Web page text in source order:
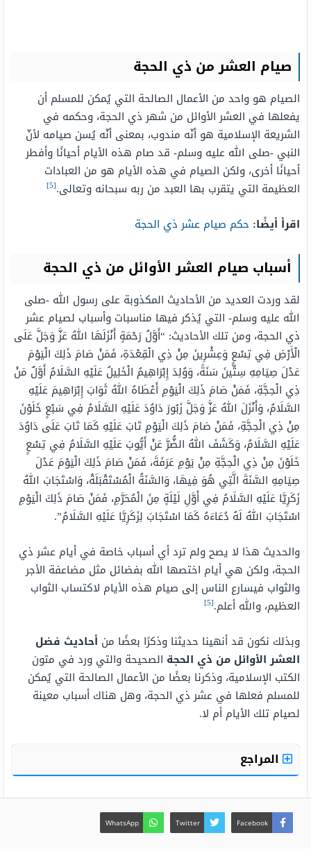
صيام العشر من ذي الحجة
الصيام هو واحد من الأعمال الصالحة التي يُمكن للمسلم أن
يفعلها في العشر الأوائل من شهر ذي الحجة، وحكمه في
الشريعة الإسلامية هو أنّه مندوب، بمعنى أنّه يُسن صيامه لأنّ
النبي -صلى الله عليه وسلم- قد صام هذه الأيام أحيانًا وأفطر
أحيانًا أخرى، ولكن الصيام في هذه الأيام هو من العبادات
العظيمة التي يتقرب بها العبد من ربه سبحانه وتعالى.[5]
اقرأ أيضًا: حكم صيام عشر ذي الحجة
أسباب صيام العشر الأوائل من ذي الحجة
لقد وردت العديد من الأحاديث المكذوبة على رسول الله -صلى
الله عليه وسلم- التي يُذكر فيها مناسبات وأسباب لصيام عشر
ذي الحجة، ومن تلك الأحاديث: “أَوَّلُ رَحْمَةٍ أَنْزَلَهَا اللهُ عَزَّ وَجَلَّ عَلَى
الْأَرْضِ فِي تِسْعٍ وَعِشْرِينَ مِنْ ذِي الْقِعْدَةِ، فَمَنْ صَامَ ذَلِكَ الْيَوْمَ
عَدْلَ صِيَامِهِ سِتِّينَ سَنَةً، وَوُلِدَ إِبْرَاهِيمُ الْخَلِيلُ عَلَيْهِ السَّلَامُ أَوَّلٌ مَنْ
ذِي الْحِجَّةِ، فَمَنْ صَامَ ذَلِكَ الْيَوْمِ أَعْطَاهُ اللهُ ثَوَابَ إِبْرَاهِيمَ عَلَيْهِ
السَّلَامُ، وَأَنْزَلَ اللهُ عَزَّ وَجَلَّ زَبُورَ دَاوُدَ عَلَيْهِ السَّلَامُ فِي سَبْعٍ خَلَوْنَ
مِنْ ذِي الْحِجَّةِ، فَمَنْ صَامَ ذَلِكَ الْيَوْمِ تَابَ عَلَيْهِ كَمَا تَابَ عَلَى دَاوُدَ
عَلَيْهِ السَّلَامُ، وَكَشَفَ اللهُ الضُّرَّ عَنْ أَيُّوبَ عَلَيْهِ السَّلَامُ فِي تِسْعٍ
خَلَوْنَ مِنْ ذِي الْحِجَّةِ مِنْ يَوْمِ عَرَفَةَ، فَمَنْ صَامَ ذَلِكَ الْيَوْمَ عَدْلَ
صِيَامِهِ السَّنَةَ الَّتِي هُوَ فِيهَا، وَالسَّنَةُ الْمُسْتَقْبَلَةْ، وَاسْتَجَابَ اللهُ
زَكَرِيَّا عَلَيْهِ السَّلَامُ فِي أَوَّلِ لَيْلَةٍ مِنَ الْمُحَرَّمِ، فَمَنْ صَامَ ذَلِكَ الْيَوْمِ
اسْتَجَابَ اللهُ لَهُ دُعَاءَهُ كَمَا اسْتَجَابَ لِزَكَرِيَّا عَلَيْهِ السَّلَامُ”.
والحديث هذا لا يصح ولم ترد أي أسباب خاصة في أيام عشر ذي
الحجة، ولكن هي أيام اختصها الله بفضائل مثل مضاعفة الأجر
والثواب فيسارع الناس إلى صيام هذه الأيام لاكتساب الثواب
العظيم، والله أعلم.[5]
وبذلك نكون قد أنهينا حديثنا وذكرًا بعضًا من أحاديث فضل
العشر الأوائل من ذي الحجة الصحيحة والتي ورد في متون
الكتب الإسلامية، وذكرنا بعضًا من الأعمال الصالحة التي يُمكن
للمسلم فعلها في عشر ذي الحجة، وهل هناك أسباب معينة
لصيام تلك الأيام أم لا.
المراجع
Facebook
Twitter
WhatsApp